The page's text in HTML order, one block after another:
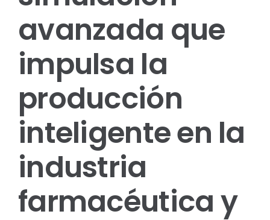
avanzada que
impulsa la
producción
inteligente en la
industria
farmacéutica y